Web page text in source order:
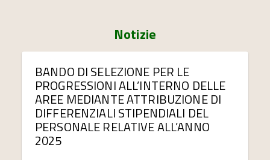
Notizie
BANDO DI SELEZIONE PER LE
PROGRESSIONI ALL’INTERNO DELLE
AREE MEDIANTE ATTRIBUZIONE DI
DIFFERENZIALI STIPENDIALI DEL
PERSONALE RELATIVE ALL’ANNO
2025